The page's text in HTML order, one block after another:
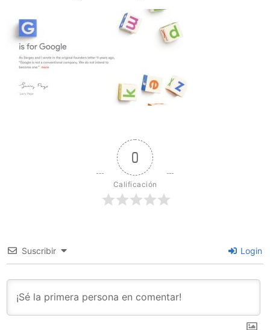
0
Calificación
Suscribir Login